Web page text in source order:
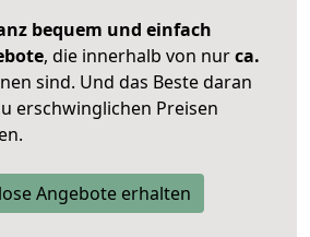
bequem und einfach
, die innerhalb von nurca.
sind. Und das Beste daran
erschwinglichen Preisen
Angebote erhalten